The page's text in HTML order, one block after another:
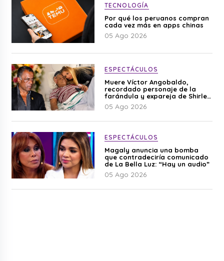
TECNOLOGÍA
Por qué los peruanos compran
cada vez más en apps chinas
05 Ago 2026
ESPECTÁCULOS
Muere Víctor Angobaldo,
recordado personaje de la
farándula y expareja de Shirley
Cherres
05 Ago 2026
ESPECTÁCULOS
Magaly anuncia una bomba
que contradeciría comunicado
de La Bella Luz: “Hay un audio”
05 Ago 2026